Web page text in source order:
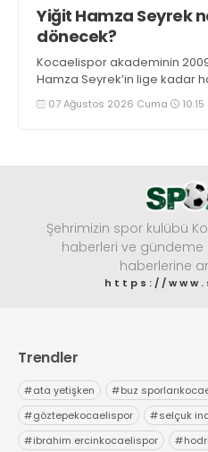
Yiğit Hamza Seyrek
dönecek?
Kocaelispor akademinin
Hamza Seyrek’in lige kadar
07 Ağustos 2026 Cuma 10:15
Şehrimizin spor kulübü
haberleri ve
haberlerine
https://
Trendler
#ata yetişken #buz
#göztepekocaelispor #selçuk
#ibrahim ercinkocaelispor #